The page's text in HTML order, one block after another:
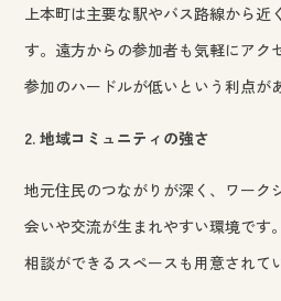
上本町は主要な駅やバス路線から近
す。遠方からの参加者も気軽にアク
参加のハードルが低いという利点が
2. 地域コミュニティの強さ
地元住民のつながりが深く、ワーク
会いや交流が生まれやすい環境です
相談ができるスペースも用意されて